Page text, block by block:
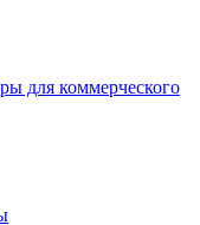
для коммерческого